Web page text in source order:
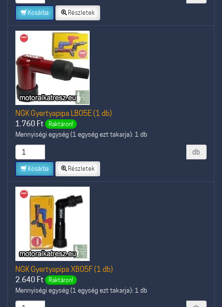
Kosárba Részletek
NGK Gyertyapipa LB05E (1 db)
1.760 Ft Raktáron!
Mennyiségi egység (1 egység ezt takarja): 1 db
db
Kosárba Részletek
NGK Gyertyapipa XB05F (1 db)
2.640 Ft Raktáron!
Mennyiségi egység (1 egység ezt takarja): 1 db